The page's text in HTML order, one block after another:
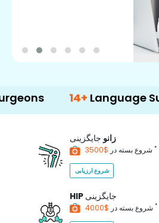
14+Language Support
زانو جایگزینی
شروع بسته در *
شروع ارزیابی
HIP جایگزینی
شروع بسته در *